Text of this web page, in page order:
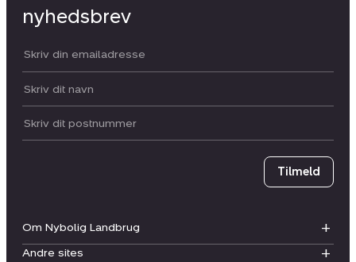
Om Nybolig Landbrug
Andre sites
nyhedsbrev
Din email:
Dit navn:
Postnummer
Tilmeld